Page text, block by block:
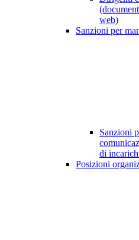
web)
Sanzioni per
Sanzioni
di
Posizioni